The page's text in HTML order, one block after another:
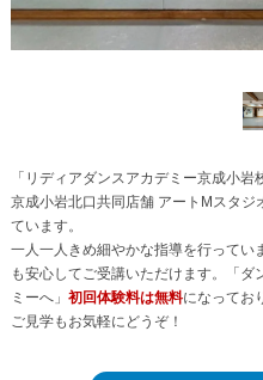
「リディアダンスアカデミー京成小
京成小岩北口共同店舗 アートMスタ
ています。
一人一人きめ細やかな指導を行ってい
も安心してご受講いただけます。「
ミーへ」 初回体験料は無料になってお
ご見学もお気軽にどうぞ！